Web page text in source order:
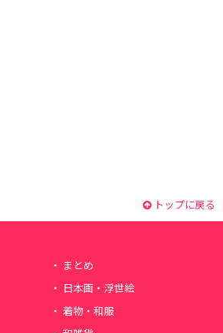
トップに戻る
まとめ
日本画・浮世絵
着物・和服